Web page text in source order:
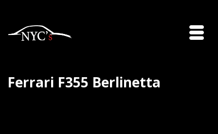
Ferrari F355 Berlinetta